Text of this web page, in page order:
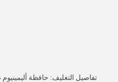
تفاصيل التغليف: حافظة أليمينيوم